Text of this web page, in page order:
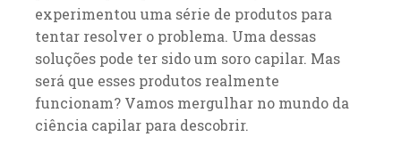
experimentou uma série de produtos para
tentar resolver o problema. Uma dessas
soluções pode ter sido um soro capilar. Mas
será que esses produtos realmente
funcionam? Vamos mergulhar no mundo da
ciência capilar para descobrir.